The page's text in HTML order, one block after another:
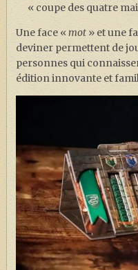
« coupe des quatre
Une face «mot» et une
deviner permettent de
personnes qui
édition innovante et